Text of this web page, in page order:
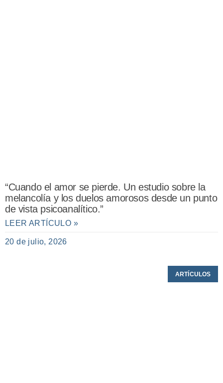
“Cuando el amor se pierde. Un estudio sobre la
melancolía y los duelos amorosos desde un punto
de vista psicoanalítico.”
LEER ARTÍCULO »
20 de julio, 2026
ARTÍCULOS